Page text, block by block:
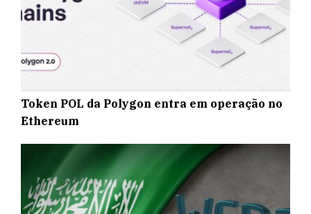
Token POL da Polygon entra em operação no
Ethereum